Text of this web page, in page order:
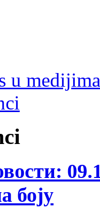
u medijima
боју